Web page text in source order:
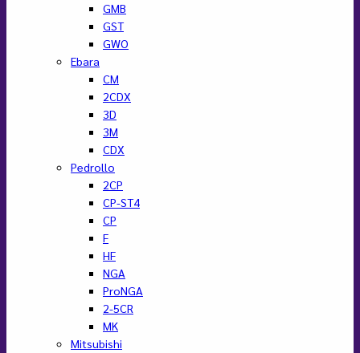
GMB
GST
GWO
Ebara
CM
2CDX
3D
3M
CDX
Pedrollo
2CP
CP-ST4
CP
F
HF
NGA
ProNGA
2-5CR
MK
Mitsubishi